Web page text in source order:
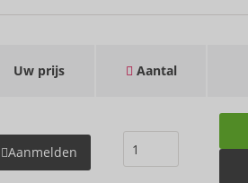
Uw prijs Aantal
Aanmelden